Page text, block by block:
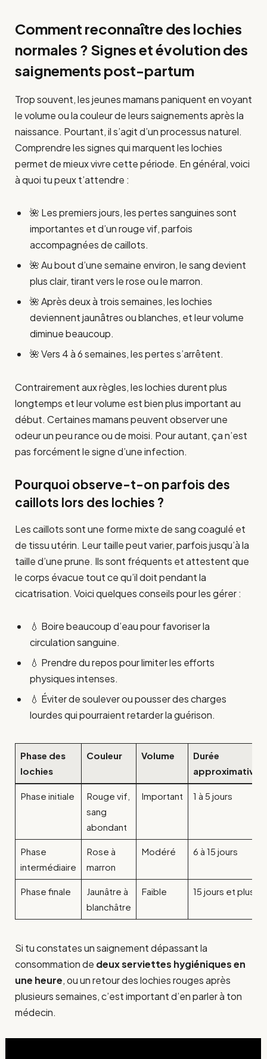
Comment reconnaître des lochies
normales ? Signes et évolution des
saignements post-partum
Trop souvent, les jeunes mamans paniquent en voyant
le volume ou la couleur de leurs saignements après la
naissance. Pourtant, il s’agit d’un processus naturel.
Comprendre les signes qui marquent les lochies
permet de mieux vivre cette période. En général, voici
à quoi tu peux t’attendre :
🌺 Les premiers jours, les pertes sanguines sont
importantes et d’un rouge vif, parfois
accompagnées de caillots.
🌺 Au bout d’une semaine environ, le sang devient
plus clair, tirant vers le rose ou le marron.
🌺 Après deux à trois semaines, les lochies
deviennent jaunâtres ou blanches, et leur volume
diminue beaucoup.
🌺 Vers 4 à 6 semaines, les pertes s’arrêtent.
Contrairement aux règles, les lochies durent plus
longtemps et leur volume est bien plus important au
début. Certaines mamans peuvent observer une
odeur un peu rance ou de moisi. Pour autant, ça n’est
pas forcément le signe d’une infection.
Pourquoi observe-t-on parfois des
caillots lors des lochies ?
Les caillots sont une forme mixte de sang coagulé et
de tissu utérin. Leur taille peut varier, parfois jusqu’à la
taille d’une prune. Ils sont fréquents et attestent que
le corps évacue tout ce qu’il doit pendant la
cicatrisation. Voici quelques conseils pour les gérer :
💧 Boire beaucoup d’eau pour favoriser la
circulation sanguine.
💧 Prendre du repos pour limiter les efforts
physiques intenses.
💧 Éviter de soulever ou pousser des charges
lourdes qui pourraient retarder la guérison.
Phase des
lochies
Couleur Volume
Durée
approximative
Phase initiale
Rouge vif,
sang
abondant
Important 1 à 5 jours
Phase
intermédiaire
Rose à
marron
Modéré 6 à 15 jours
Phase finale
Jaunâtre à
blanchâtre
Faible 15 jours et plus
Si tu constates un saignement dépassant la
consommation de deux serviettes hygiéniques en
une heure, ou un retour des lochies rouges après
plusieurs semaines, c’est important d’en parler à ton
médecin.